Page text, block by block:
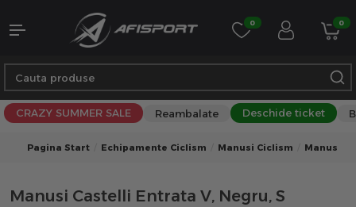
0 0
CRAZY SUMMER SALE Reambalate Deschide ticket
Pagina Start Echipamente Ciclism Manusi Ciclism Manusi
Manusi Castelli Entrata V, Negru, S